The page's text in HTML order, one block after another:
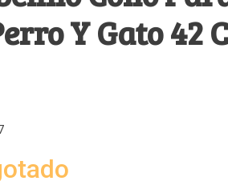
Y Gato 42